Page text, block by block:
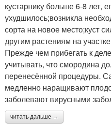
кустарнику больше 6-8 лет,
ухудшилось;возникла
сорта на новое место;куст
другим растениям на
Прежде чем прибегать к
учитывать, что смородина
перенесённой процедуры.
медленно наращивают
заболевают вирусными
читать дальше →